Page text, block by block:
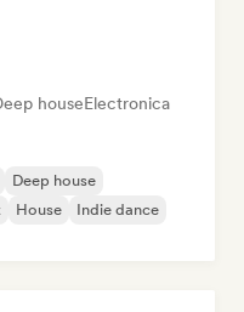
houseElectronica
Deep house
House
Indie dance